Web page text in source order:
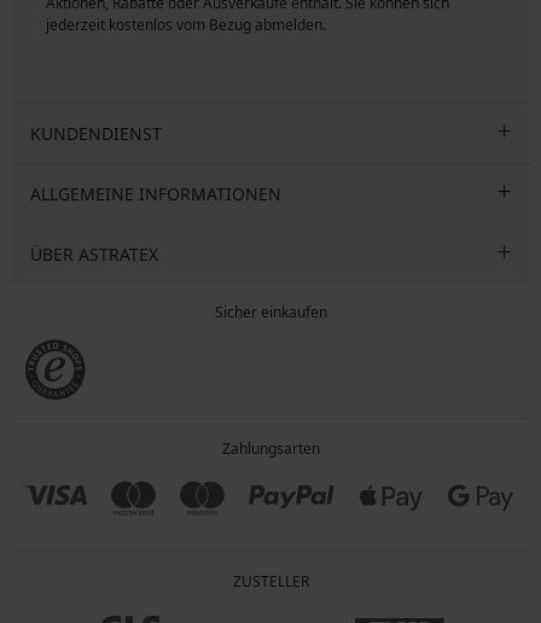
jederzeit kostenlos vom Bezug abmelden.
KUNDENDIENST
ALLGEMEINE INFORMATIONEN
ÜBER ASTRATEX
Sicher einkaufen
Zahlungsarten
ZUSTELLER